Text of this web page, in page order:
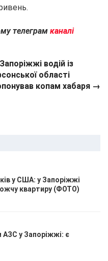
телеграм каналі
водій із
області
копам хабаря →
у США: у Запоріжжі
квартиру (ФОТО)
АЗС у Запоріжжі: є